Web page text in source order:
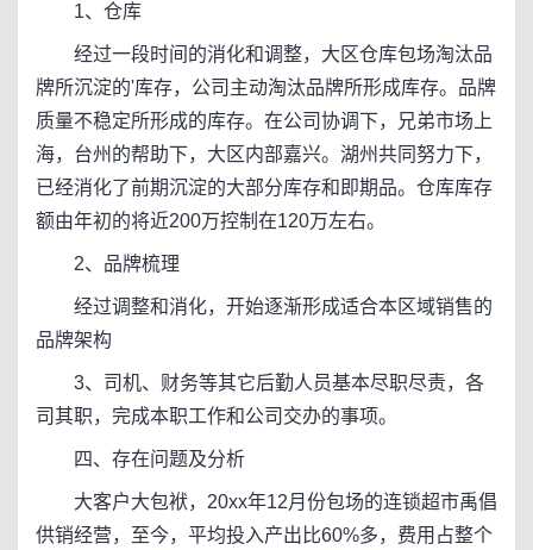
1、仓库
经过一段时间的消化和调整，大区仓库包场淘汰品
牌所沉淀的'库存，公司主动淘汰品牌所形成库存。品牌
质量不稳定所形成的库存。在公司协调下，兄弟市场上
海，台州的帮助下，大区内部嘉兴。湖州共同努力下，
已经消化了前期沉淀的大部分库存和即期品。仓库库存
额由年初的将近200万控制在120万左右。
2、品牌梳理
经过调整和消化，开始逐渐形成适合本区域销售的
品牌架构
3、司机、财务等其它后勤人员基本尽职尽责，各
司其职，完成本职工作和公司交办的事项。
四、存在问题及分析
大客户大包袱，20xx年12月份包场的连锁超市禹倡
供销经营，至今，平均投入产出比60%多，费用占整个